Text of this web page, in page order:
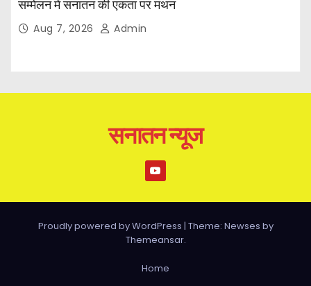
सम्मेलन में सनातन की एकता पर मंथन
Aug 7, 2026 Admin
सनातन न्यूज
Proudly powered by WordPress | Theme: Newses by
Themeansar.
Home